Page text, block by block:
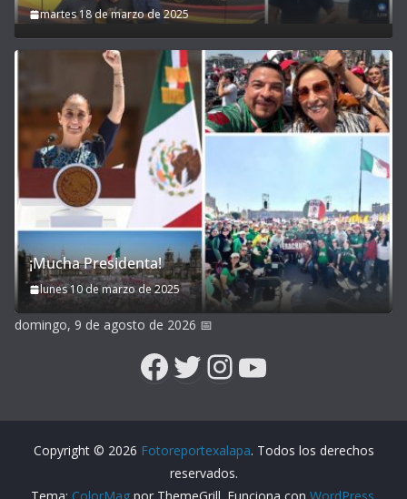
martes 18 de marzo de 2025
¡Mucha Presidenta!
lunes 10 de marzo de 2025
domingo, 9 de agosto de 2026 📅
Facebook
Twitter
Instagram
YouTube
Copyright © 2026 Fotoreportexalapa. Todos los derechos
reservados.